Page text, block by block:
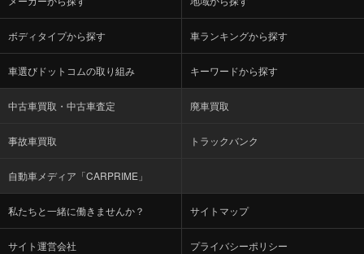
ボディタイプから探す 車ランキングから探す
車選びドットコムの取り組み キーワードから探す
中古車買取・中古車査定 廃車買取
事故車買取 トラックバンク
自動車メディア「CARPRIME」
私たちと一緒に働きませんか？ サイトマップ
サイト運営会社 プライバシーポリシー